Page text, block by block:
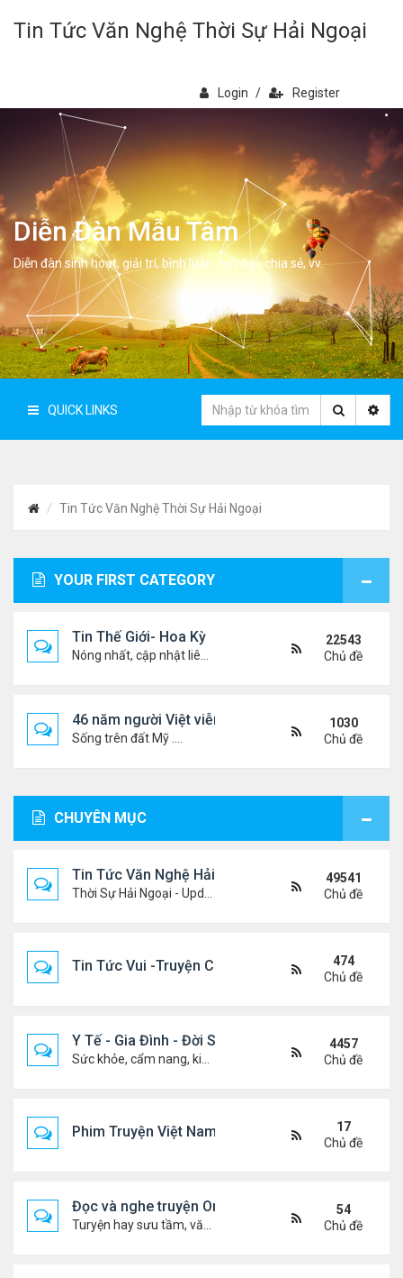
Tin Tức Văn Nghệ Thời Sự Hải Ngoại
Login / Register
Diễn Đàn Mẫu Tâm
Diễn đàn sinh hoạt, giải trí, bình luân, học hỏi, chia sẻ, vv.
QUICK LINKS
Tin Tức Văn Nghệ Thời Sự Hải Ngoại
YOUR FIRST CATEGORY
Tin Thế Giới- Hoa Kỳ
22543
Chủ đề
46 năm người Việt viễn xứ
Sống trên đất Mỹ ....
1030
Chủ đề
CHUYÊN MỤC
Tin Tức Văn Nghệ Hải Ngoại
49541
Chủ đề
Tin Tức Vui -Truyện Cười- Video Hài
474
Chủ đề
Y Tế - Gia Đình - Đời Sống
4457
Chủ đề
Phim Truyện Việt Nam Online
17
Chủ đề
Đọc và nghe truyện Online
54
Chủ đề